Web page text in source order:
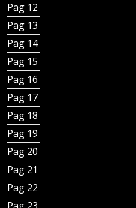
Pag 12 - Canaline e
Pag 13 - Canali a fessura
Pag 14 - Chiusini per
Pag 15 - Altri Chiusini per
Pag 16 - Canali a griglia
Pag 17 - Chiusini per canali
Pag 18 - Grigliati Standard -
Pag 19 - Grigliati Standard -
Pag 20 - Canali a Fessura
Pag 21 - Canali a Fessura
Pag 22 - Chiusini